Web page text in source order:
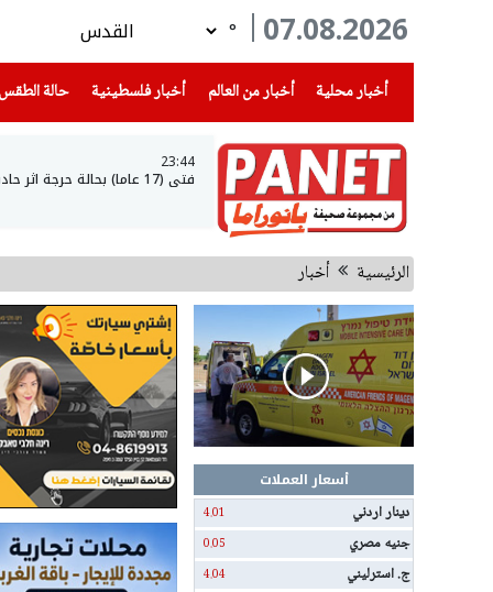
07.08.2026
°
أخبار محلية
(current) أخبار من العالم أخبار فلسطينية(current) حالة الطقس
23:44
فتى (17 عاما) بحالة حرجة اثر حادث طرق في عرعرة النقب
الرئيسية أخبار
أسعار العملات
دينار اردني
4.01
جنيه مصري 0.05
ج. استرليني 4.04